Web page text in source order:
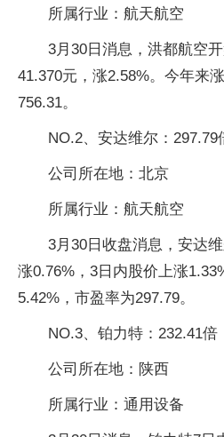
所属行业：航天航空
3月30日消息，洪都航空
41.370元，涨2.58%。今年来
756.31。
NO.2、安达维尔：297.79
公司所在地：北京
所属行业：航天航空
3月30日收盘消息，安达
涨0.76%，3日内股价上涨
5.42%，市盈率为297.79。
NO.3、铂力特：232.41倍
公司所在地：陕西
所属行业：通用设备